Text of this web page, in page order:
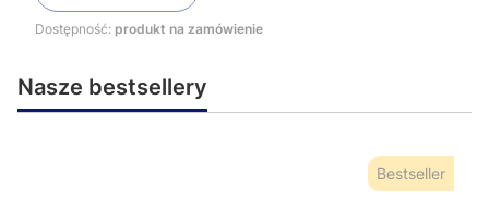
Dostępność: produkt na zamówienie
Nasze bestsellery
Bestseller